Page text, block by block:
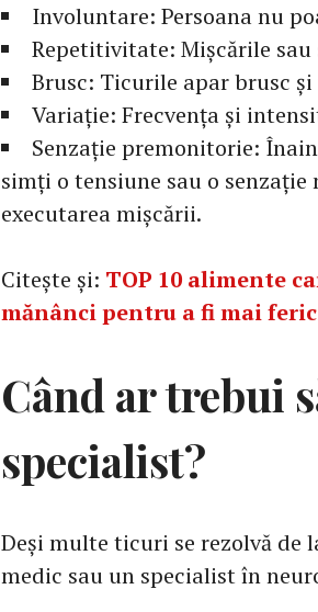
Involuntare: Persoana nu
Repetitivitate: Mișcările sau
Brusc: Ticurile apar brusc
Variație: Frecvența și
Senzație premonitorie:
simți o tensiune sau o senzație
executarea mișcării.
Citește și: TOP 10 alimente
mănânci pentru a fi mai
Când ar trebui
specialist?
Deși multe ticuri se rezolvă de
medic sau un specialist în